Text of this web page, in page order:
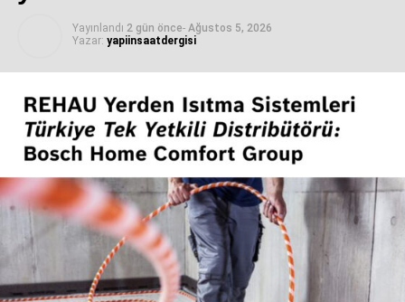
Yayınlandı 2 gün önce- Ağustos 5, 2026
Yazar: yapiinsaatdergisi